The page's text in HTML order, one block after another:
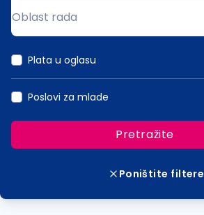
Oblast rada
Plata u oglasu
Poslovi za mlade
Pretražite
Poništite filtere